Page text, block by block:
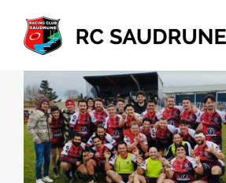
Passer
contenu
Voir
l'image
agrandie